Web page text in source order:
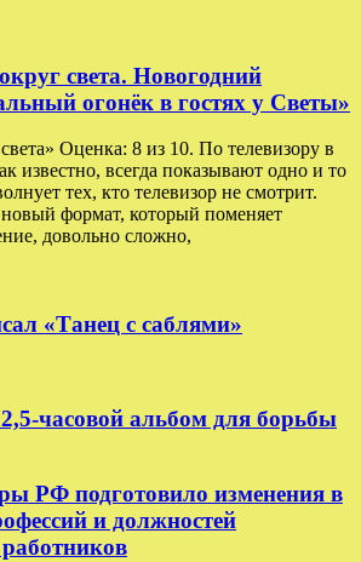
света. Новогодний
огонёк в гостях у Светы»
Оценка: 8 из 10. По телевизору в
известно, всегда показывают одно и то
тех, кто телевизор не смотрит.
формат, который поменяет
довольно сложно,
«Танец с саблями»
часовой альбом для борьбы
РФ подготовило изменения в
и должностей